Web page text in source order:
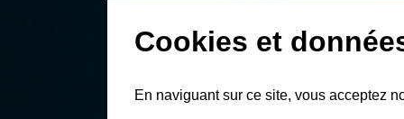
Cookies et
En naviguant sur ce site, vous acceptez